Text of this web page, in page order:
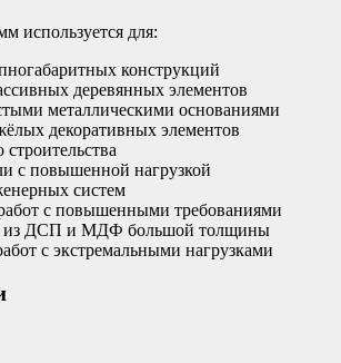
используется для:
конструкций
деревянных элементов
металлическими основаниями
декоративных элементов
с повышенной нагрузкой
систем
с повышенными требованиями
из ДСП и МДФ большой толщины
с экстремальными нагрузками